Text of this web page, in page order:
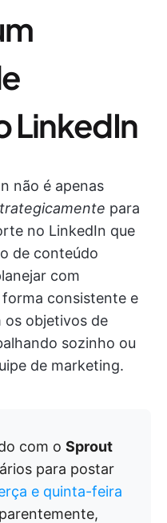
LinkedIn
não é apenas
para
no LinkedIn que
de conteúdo
com
consistente e
os objetivos de
sozinho ou
de marketing.
com o Sprout
para postar
e quinta-feira